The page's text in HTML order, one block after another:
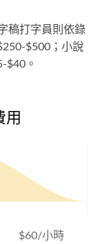
稿打字員則依錄
$500；小說
$40。
用
$60/小時